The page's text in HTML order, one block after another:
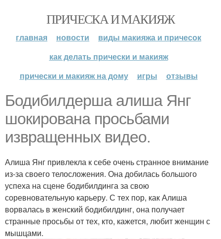
ПРИЧЕСКА И МАКИЯЖ
главная новости
виды макияжа и причесок
как делать прически и макияж
прически и макияж на дому
игры отзывы
Бодибилдерша алиша Янг
шокирована просьбами
извращенных видео.
Алиша Янг привлекла к себе очень странное внимание
из-за своего телосложения. Она добилась большого
успеха на сцене бодибилдинга за свою
соревновательную карьеру. С тех пор, как Алиша
ворвалась в женский бодибилдинг, она получает
странные просьбы от тех, кто, кажется, любит женщин с
мышцами.